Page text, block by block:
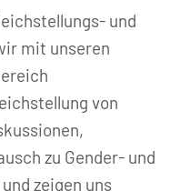
und
mit unseren
von
zu Gender- und
zeigen uns